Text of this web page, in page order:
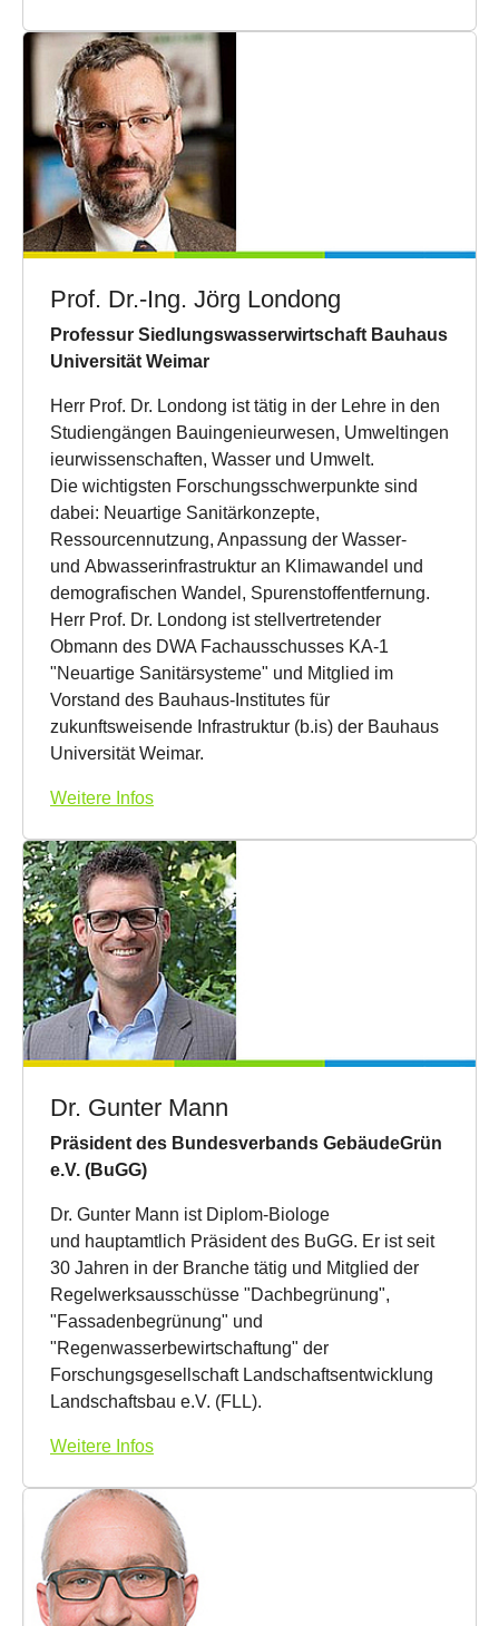
Prof. Dr.-Ing. Jörg Londong
Professur Siedlungswasserwirtschaft Bauhaus
Universität Weimar
Herr Prof. Dr. Londong ist tätig in der Lehre in den
Studiengängen Bauingenieurwesen, Umweltingen
ieurwissenschaften, Wasser und Umwelt.
Die wichtigsten Forschungsschwerpunkte sind
dabei: Neuartige Sanitärkonzepte,
Ressourcennutzung, Anpassung der Wasser-
und Abwasserinfrastruktur an Klimawandel und
demografischen Wandel, Spurenstoffentfernung.
Herr Prof. Dr. Londong ist stellvertretender
Obmann des DWA Fachausschusses KA-1
"Neuartige Sanitärsysteme" und Mitglied im
Vorstand des Bauhaus-Institutes für
zukunftsweisende Infrastruktur (b.is) der Bauhaus
Universität Weimar.
Weitere Infos
Dr. Gunter Mann
Präsident des Bundesverbands GebäudeGrün
e.V. (BuGG)
Dr. Gunter Mann ist Diplom-Biologe
und hauptamtlich Präsident des BuGG. Er ist seit
30 Jahren in der Branche tätig und Mitglied der
Regelwerksausschüsse "Dachbegrünung",
"Fassadenbegrünung" und
"Regenwasserbewirtschaftung" der
Forschungsgesellschaft Landschaftsentwicklung
Landschaftsbau e.V. (FLL).
Weitere Infos